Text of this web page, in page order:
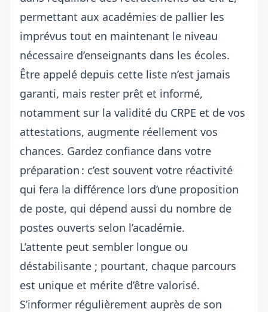
permettant aux académies de pallier les
imprévus tout en maintenant le niveau
nécessaire d’enseignants dans les écoles.
Être appelé depuis cette liste n’est jamais
garanti, mais rester prêt et informé,
notamment sur la validité du CRPE et de vos
attestations, augmente réellement vos
chances. Gardez confiance dans votre
préparation : c’est souvent votre réactivité
qui fera la différence lors d’une proposition
de poste, qui dépend aussi du nombre de
postes ouverts selon l’académie.
L’attente peut sembler longue ou
déstabilisante ; pourtant, chaque parcours
est unique et mérite d’être valorisé.
S’informer régulièrement auprès de son